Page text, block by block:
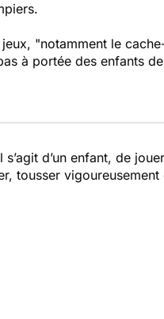
, "notamment le
à portée des enfants
d’un enfant, de
tousser vigoureusement